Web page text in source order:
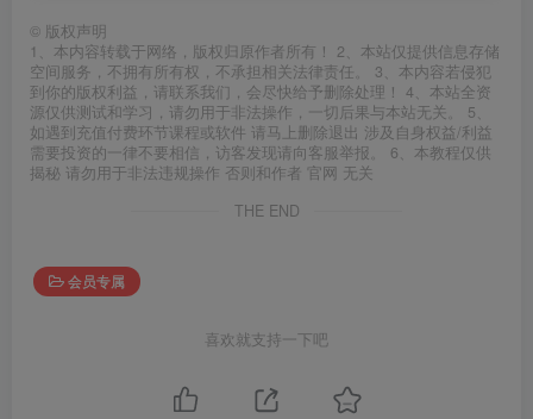
© 版权声明
1、本内容转载于网络，版权归原作者所有！ 2、本站仅提供信息存储
空间服务，不拥有所有权，不承担相关法律责任。 3、本内容若侵犯
到你的版权利益，请联系我们，会尽快给予删除处理！ 4、本站全资
源仅供测试和学习，请勿用于非法操作，一切后果与本站无关。 5、
如遇到充值付费环节课程或软件 请马上删除退出 涉及自身权益/利益
需要投资的一律不要相信，访客发现请向客服举报。 6、本教程仅供
揭秘 请勿用于非法违规操作 否则和作者 官网 无关
THE END
会员专属
喜欢就支持一下吧